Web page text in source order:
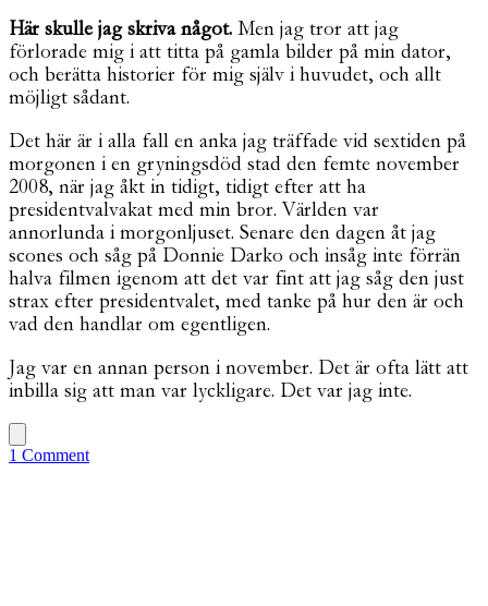
Här skulle jag skriva något. Men jag tror att jag
förlorade mig i att titta på gamla bilder på min dator,
och berätta historier för mig själv i huvudet, och allt
möjligt sådant.
Det här är i alla fall en anka jag träffade vid sextiden på
morgonen i en gryningsdöd stad den femte november
2008, när jag åkt in tidigt, tidigt efter att ha
presidentvalvakat med min bror. Världen var
annorlunda i morgonljuset. Senare den dagen åt jag
scones och såg på Donnie Darko och insåg inte förrän
halva filmen igenom att det var fint att jag såg den just
strax efter presidentvalet, med tanke på hur den är och
vad den handlar om egentligen.
Jag var en annan person i november. Det är ofta lätt att
inbilla sig att man var lyckligare. Det var jag inte.
1 Comment